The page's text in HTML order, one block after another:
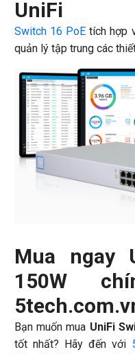
UniFi
Switch 16 PoE tích hợp
quản lý tập trung các
Mua ngay
150W
Bạn muốn mua UniFi
tốt nhất? Hãy đến với